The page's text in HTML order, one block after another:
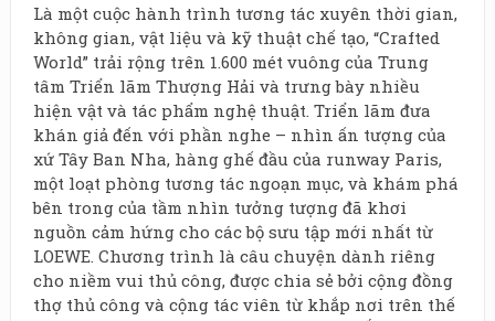
Là một cuộc hành trình tương tác xuyên thời gian,
không gian, vật liệu và kỹ thuật chế tạo, “Crafted
World” trải rộng trên 1.600 mét vuông của Trung
tâm Triển lãm Thượng Hải và trưng bày nhiều
hiện vật và tác phẩm nghệ thuật. Triển lãm đưa
khán giả đến với phần nghe – nhìn ấn tượng của
xứ Tây Ban Nha, hàng ghế đầu của runway Paris,
một loạt phòng tương tác ngoạn mục, và khám phá
bên trong của tầm nhìn tưởng tượng đã khơi
nguồn cảm hứng cho các bộ sưu tập mới nhất từ
LOEWE. Chương trình là câu chuyện dành riêng
cho niềm vui thủ công, được chia sẻ bởi cộng đồng
thợ thủ công và cộng tác viên từ khắp nơi trên thế